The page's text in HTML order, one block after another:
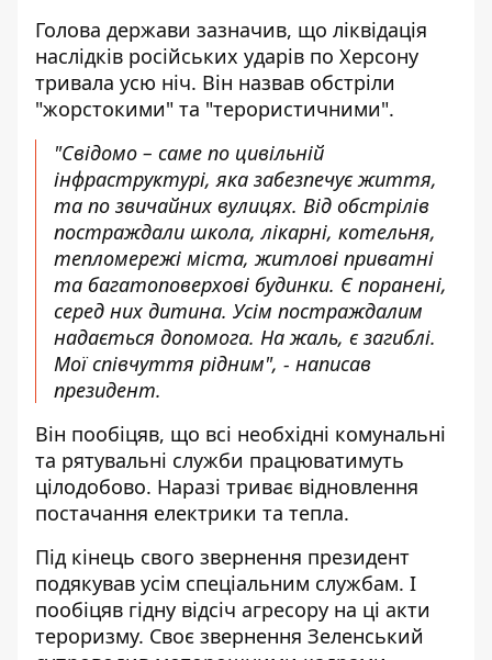
Голова держави зазначив, що ліквідація
наслідків російських ударів по Херсону
тривала усю ніч. Він назвав обстріли
"жорстокими" та "терористичними".
"Свідомо – саме по цивільній
інфраструктурі, яка забезпечує життя,
та по звичайних вулицях. Від обстрілів
постраждали школа, лікарні, котельня,
тепломережі міста, житлові приватні
та багатоповерхові будинки. Є поранені,
серед них дитина. Усім постраждалим
надається допомога. На жаль, є загиблі.
Мої співчуття рідним", - написав
президент.
Він пообіцяв, що всі необхідні комунальні
та рятувальні служби працюватимуть
цілодобово. Наразі триває відновлення
постачання електрики та тепла.
Під кінець свого звернення президент
подякував усім спеціальним службам. І
пообіцяв гідну відсіч агресору на ці акти
тероризму. Своє звернення Зеленський